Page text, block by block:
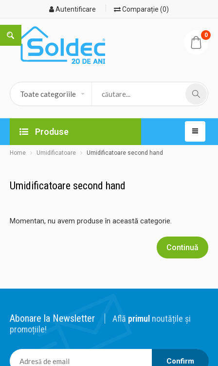
Autentificare Comparație (0)
0
Produse
Home Umidificatoare Umidificatoare second hand
Umidificatoare second hand
Momentan, nu avem produse în această categorie.
Continuă
Abonare la Newsletter Află primul noutățile și
promoțiile!
Confirm